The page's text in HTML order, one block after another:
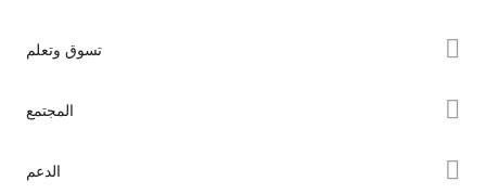
تسوق وتعلم
المجتمع
الدعم